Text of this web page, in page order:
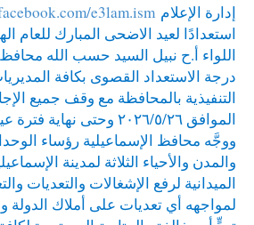
إدارة الإعلام e3lam.ism
اللواء أ.ح نبيل السيد حسب الله محافظ
درجة الاستعداد القصوى بكافة
التنفيذية بالمحافظة مع وقف جميع
الموافق ٢٠٢٦/٥/٢٦ وحتى نهاية فترة عيد الأضحى المبارك.
ووجَّه محافظ الإسماعيلية رؤساء
والمدن والأحياء الثلاثة لمدينة
الميدانية لرفع الإشغالات والتعديات
لمواجهه أي تعديات على أملاك الدولة